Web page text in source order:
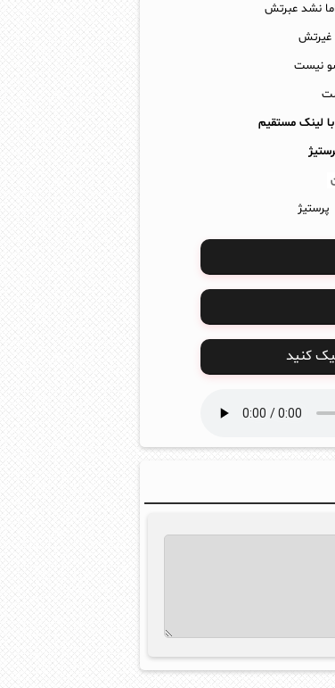
نشد عبرتش
غیرتش
نیست
لینک مستقیم
پرستیژ
کنید